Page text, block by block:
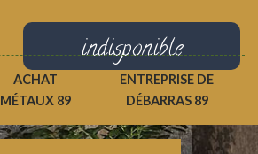
indisponible
ACHAT
MÉTAUX 89
ENTREPRISE DE
DÉBARRAS 89